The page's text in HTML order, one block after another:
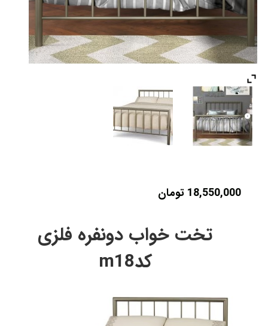
18,550,000 تومان
تخت خواب دونفره فلزی
کدm18